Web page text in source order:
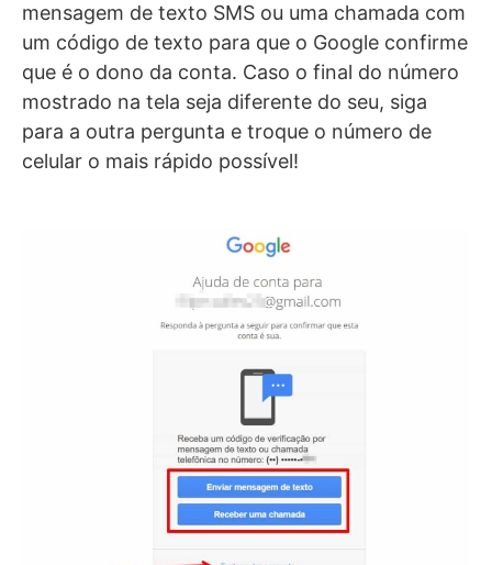
mensagem de texto SMS ou uma chamada com
um código de texto para que o Google confirme
que é o dono da conta. Caso o final do número
mostrado na tela seja diferente do seu, siga
para a outra pergunta e troque o número de
celular o mais rápido possível!